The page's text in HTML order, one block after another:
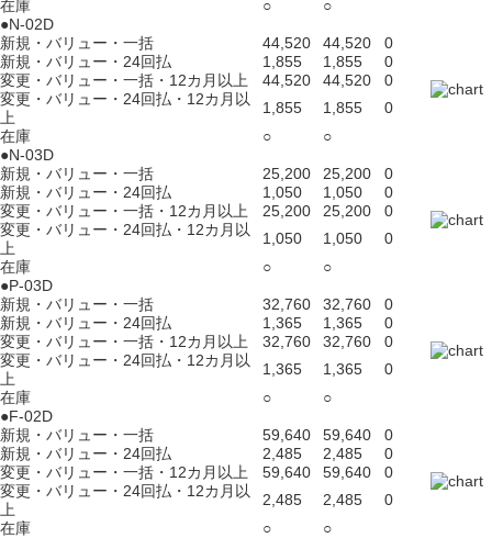
在庫
○
○
●N-02D
新規・バリュー・一括
44,520 44,520
0
新規・バリュー・24回払
1,855 1,855
0
変更・バリュー・一括・12カ月以上
44,520 44,520
0
変更・バリュー・24回払・12カ月以
上
1,855 1,855
0
在庫
○
○
●N-03D
新規・バリュー・一括
25,200 25,200
0
新規・バリュー・24回払
1,050 1,050
0
変更・バリュー・一括・12カ月以上
25,200 25,200
0
変更・バリュー・24回払・12カ月以
上
1,050 1,050
0
在庫
○
○
●P-03D
新規・バリュー・一括
32,760 32,760
0
新規・バリュー・24回払
1,365 1,365
0
変更・バリュー・一括・12カ月以上
32,760 32,760
0
変更・バリュー・24回払・12カ月以
上
1,365 1,365
0
在庫
○
○
●F-02D
新規・バリュー・一括
59,640 59,640
0
新規・バリュー・24回払
2,485 2,485
0
変更・バリュー・一括・12カ月以上
59,640 59,640
0
変更・バリュー・24回払・12カ月以
上
2,485 2,485
0
在庫
○ ○